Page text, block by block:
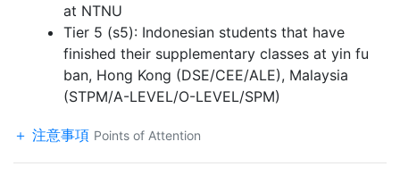
at NTNU
Tier 5 (s5): Indonesian students that have
finished their supplementary classes at yin fu
ban, Hong Kong (DSE/CEE/ALE), Malaysia
(STPM/A-LEVEL/O-LEVEL/SPM)
注意事項 Points of Attention